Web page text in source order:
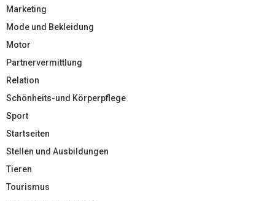
Marketing
Mode und Bekleidung
Motor
Partnervermittlung
Relation
Schönheits-und Körperpflege
Sport
Startseiten
Stellen und Ausbildungen
Tieren
Tourismus